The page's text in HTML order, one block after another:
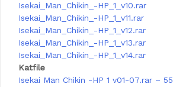
Isekai_Man_Chikin_-HP_1_v10.rar
Isekai_Man_Chikin_-HP_1_v11.rar
Isekai_Man_Chikin_-HP_1_v12.rar
Isekai_Man_Chikin_-HP_1_v13.rar
Isekai_Man_Chikin_-HP_1_v14.rar
Katfile
Isekai Man Chikin -HP 1 v01-07.rar –